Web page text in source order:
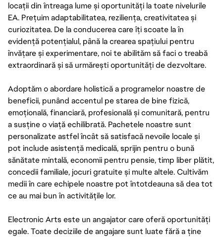
locații din întreaga lume și oportunități la toate nivelurile
EA. Prețuim adaptabilitatea, reziliența, creativitatea și
curiozitatea. De la conducerea care îți scoate la în
evidență potențialul, până la crearea spațiului pentru
învățare și experimentare, noi te abilităm să faci o treabă
extraordinară și să urmărești oportunități de dezvoltare.
Adoptăm o abordare holistică a programelor noastre de
beneficii, punând accentul pe starea de bine fizică,
emoțională, financiară, profesională și comunitară, pentru
a susține o viață echilibrată. Pachetele noastre sunt
personalizate astfel încât să satisfacă nevoile locale și
pot include asistență medicală, sprijin pentru o bună
sănătate mintală, economii pentru pensie, timp liber plătit,
concedii familiale, jocuri gratuite și multe altele. Cultivăm
medii în care echipele noastre pot întotdeauna să dea tot
ce au mai bun în activitățile lor.
Electronic Arts este un angajator care oferă oportunități
egale. Toate deciziile de angajare sunt luate fără a ține